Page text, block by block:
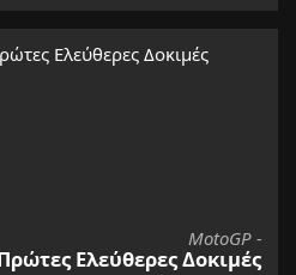
MotoGP -
Ελεύθερες Δοκιμές